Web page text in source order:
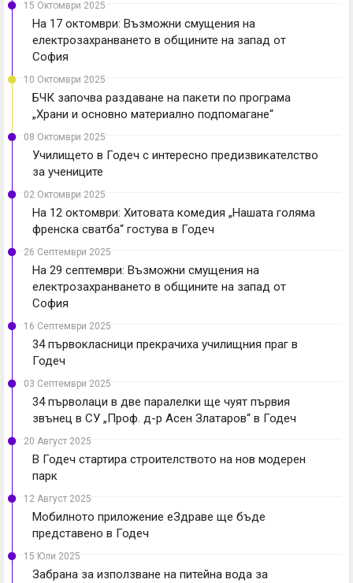
15 Октомври 2025
На 17 октомври: Възможни смущения на
електрозахранването в общините на запад от
София
10 Октомври 2025
БЧК започва раздаване на пакети по програма
„Храни и основно материално подпомагане“
08 Октомври 2025
Училището в Годеч с интересно предизвикателство
за учениците
02 Октомври 2025
На 12 октомври: Хитовата комедия „Нашата голяма
френска сватба“ гостува в Годеч
26 Септември 2025
На 29 септември: Възможни смущения на
електрозахранването в общините на запад от
София
16 Септември 2025
34 първокласници прекрачиха училищния праг в
Годеч
03 Септември 2025
34 първолаци в две паралелки ще чуят първия
звънец в СУ „Проф. д-р Асен Златаров“ в Годеч
20 Август 2025
В Годеч стартира строителството на нов модерен
парк
12 Август 2025
Мобилното приложение еЗдраве ще бъде
представено в Годеч
15 Юли 2025
Забрана за използване на питейна вода за